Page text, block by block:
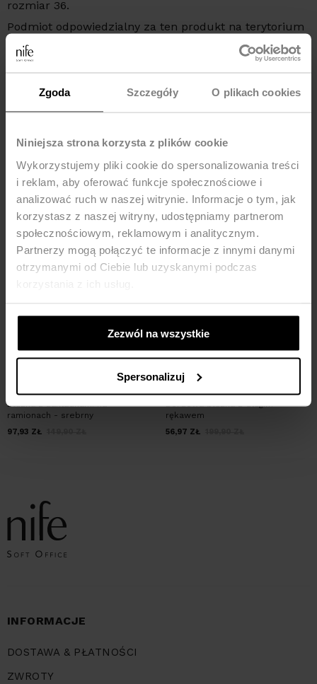
Zgoda Szczegóły O plikach cookies
Niniejsza strona korzysta z plików cookie
Wykorzystujemy pliki cookie do spersonalizowania treści
i reklam, aby oferować funkcje społecznościowe i
analizować ruch w naszej witrynie. Informacje o tym, jak
korzystasz z naszej witryny, udostępniamy partnerom
społecznościowym, reklamowym i analitycznym.
Partnerzy mogą połączyć te informacje z innymi danymi
otrzymanymi od Ciebie lub uzyskanymi podczas
Zezwól na wszystkie
Spersonalizuj
rozmiar 36.
Podmiot odpowiedzialny za ten produkt na terytorium
NIFE Sp. z o o., ul. Lipowa 22/24, 42-202 Częstochowa,
kraj: Polska, telefon: +48 535 123 772, e-mail:
MOŻE CI SIĘ SPODOBAĆ
-35%
Bluzka z zakładkami na
ramionach - srebrny
97,93 ZŁ
-72%
Bordowa bluzka z długim
rękawem
56,97 ZŁ
INFORMACJE
DOSTAWA & PŁATNOŚCI
ZWROTY